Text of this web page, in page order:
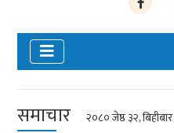
समाचार २०८० जेष्ठ ३२, बिहीबार